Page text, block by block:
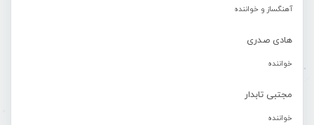
آهنگساز و خواننده
هادی صدری
خواننده
مجتبی تابدار
خواننده